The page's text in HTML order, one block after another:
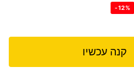
-12%
קנה עכשיו